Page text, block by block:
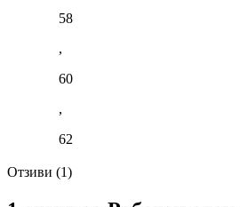
58
,
60
,
62
Отзиви (1)